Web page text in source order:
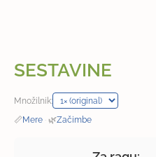
SESTAVINE
Množilnik:
📏Mere · 🌿Začimbe